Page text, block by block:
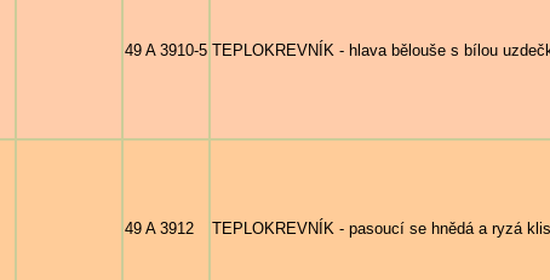
49 A 3910-5 TEPLOKREVNÍK - hlava bělouše s bílou
49 A 3912 TEPLOKREVNÍK - pasoucí se hnědá a ryzá